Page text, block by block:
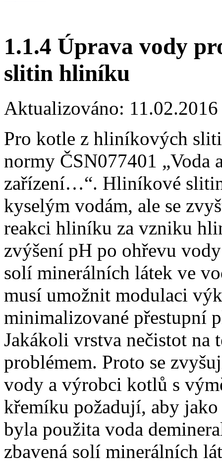
1.1.4 Úprava vody
slitin hliníku
Aktualizováno:
Pro kotle z hliníkových
normy ČSN077401 „Voda
zařízení…“. Hliníkové
kyselým vodám, ale se
reakci hliníku za vzniku
zvýšení pH po ohřevu
solí minerálních látek ve
musí umožnit modulaci
minimalizované přestupní
Jakákoli vrstva nečistot na
problémem. Proto se
vody a výrobci kotlů s
křemíku požadují, aby
byla použita voda
zbavená solí minerálních